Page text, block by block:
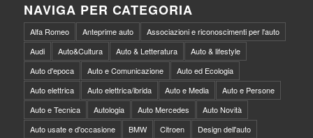
NAVIGA PER CATEGORIA
Alfa Romeo Anteprime auto
Associazioni e riconoscimenti per l'auto
Audi
Auto&Cultura Auto & Letteratura
Auto & lifestyle
Auto d'epoca
Auto e Comunicazione
Auto ed Ecologia
Auto elettrica
Auto elettrica/ibrida Auto e Media
Auto e Persone
Auto e Tecnica
Autologia Auto Mercedes
Auto Novità
Auto usate e d'occasione
BMW Citroen
Design dell'auto